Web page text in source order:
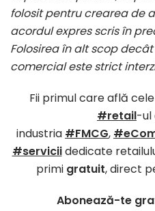
folosit pentru crearea de
acordul expres scris în
Folosirea în alt scop
comercial este strict
Fii primul care află
#retail-ul
industria #FMCG,
#serviciidedicate
primi gratuit, direct
Abonează-te